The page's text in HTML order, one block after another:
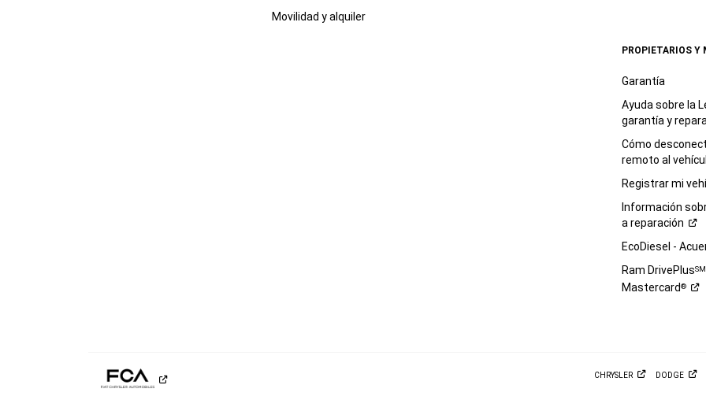
Movilidad y alquiler
PROPIETARIOS Y
Garantía
Ayuda sobre la
garantía y
Cómo
remoto al
Registrar mi
Información
areparación
EcoDiesel -
Ram DrivePlusSM
Mastercard®
CHRYSLER DODGE